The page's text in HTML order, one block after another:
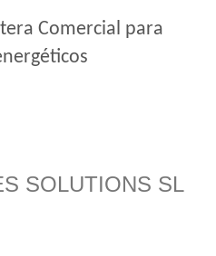
Comercial para
SOLUTIONS SL